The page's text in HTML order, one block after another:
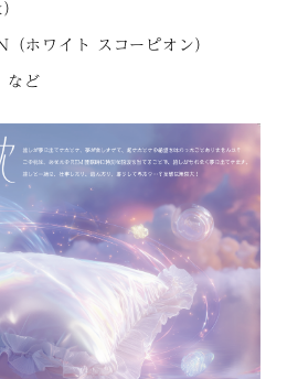
ホワイト スコーピオン）
ど